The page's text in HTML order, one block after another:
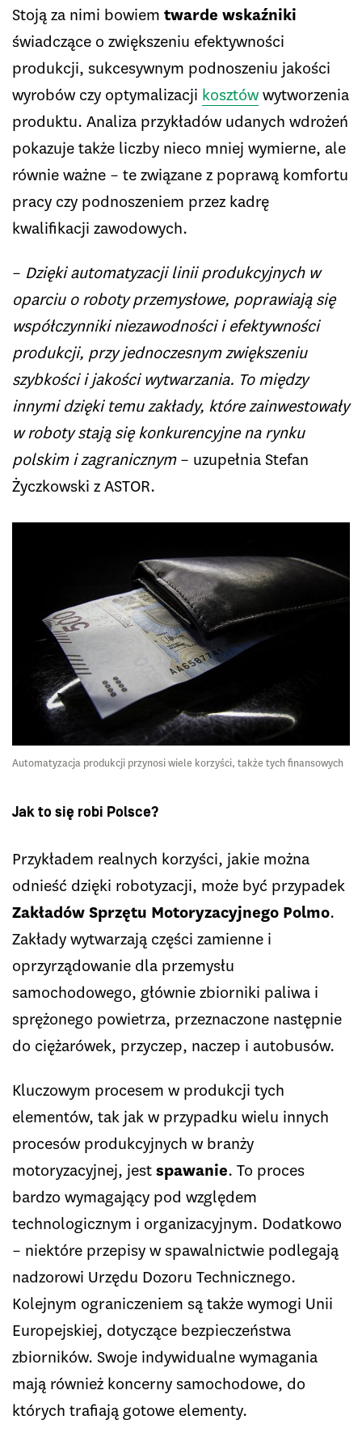
Stoją za nimi bowiem twarde wskaźniki
świadczące o zwiększeniu efektywności
produkcji, sukcesywnym podnoszeniu jakości
wyrobów czy optymalizacji kosztówwytworzenia
produktu. Analiza przykładów udanych wdrożeń
pokazuje także liczby nieco mniej wymierne, ale
równie ważne – te związane z poprawą komfortu
pracy czy podnoszeniem przez kadrę
kwalifikacji zawodowych.
– Dzięki automatyzacji linii produkcyjnych w
oparciu o roboty przemysłowe, poprawiają się
współczynniki niezawodności i efektywności
produkcji, przy jednoczesnym zwiększeniu
szybkości i jakości wytwarzania. To między
innymi dzięki temu zakłady, które zainwestowały
w roboty stają się konkurencyjne na rynku
polskim i zagranicznym– uzupełnia Stefan
Życzkowski z ASTOR.
Automatyzacja produkcji przynosi wiele korzyści, także tych finansowych
Jak to się robi Polsce?
Przykładem realnych korzyści, jakie można
odnieść dzięki robotyzacji, może być przypadek
Zakładów Sprzętu Motoryzacyjnego Polmo.
Zakłady wytwarzają części zamienne i
oprzyrządowanie dla przemysłu
samochodowego, głównie zbiorniki paliwa i
sprężonego powietrza, przeznaczone następnie
do ciężarówek, przyczep, naczep i autobusów.
Kluczowym procesem w produkcji tych
elementów, tak jak w przypadku wielu innych
procesów produkcyjnych w branży
motoryzacyjnej, jestspawanie. To proces
bardzo wymagający pod względem
technologicznym i organizacyjnym. Dodatkowo
– niektóre przepisy w spawalnictwie podlegają
nadzorowi Urzędu Dozoru Technicznego.
Kolejnym ograniczeniem są także wymogi Unii
Europejskiej, dotyczące bezpieczeństwa
zbiorników. Swoje indywidualne wymagania
mają również koncerny samochodowe, do
których trafiają gotowe elementy.